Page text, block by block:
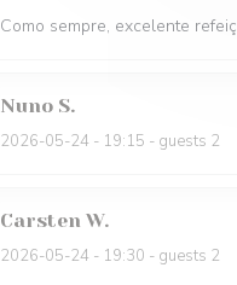
Como sempre, excelente
Nuno S
2026-05-24 - 19:15 - guests 2
Carsten W
2026-05-24 - 19:30 - guests 2